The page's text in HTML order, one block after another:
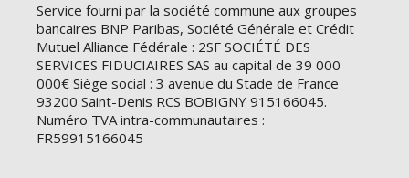
Service fourni par la société commune aux groupes
bancaires BNP Paribas, Société Générale et Crédit
Mutuel Alliance Fédérale : 2SF SOCIÉTÉ DES
SERVICES FIDUCIAIRES SAS au capital de 39 000
000€ Siège social : 3 avenue du Stade de France
93200 Saint-Denis RCS BOBIGNY 915166045.
Numéro TVA intra-communautaires :
FR59915166045